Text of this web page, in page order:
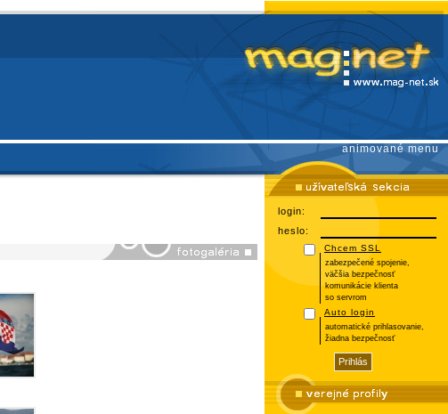
animované menu
login:
heslo:
Chcem SSL
zabezpečené spojenie,
väčšia bezpečnosť
komunikácie klienta
so servrom
Auto login
automatické prihlasovanie,
žiadna bezpečnosť